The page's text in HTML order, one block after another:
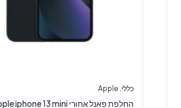
כללי Apple
החלפת פאנל אחורי Apple iphone 13 mini